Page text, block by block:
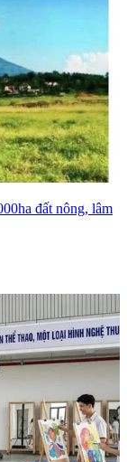
đất nông, lâm